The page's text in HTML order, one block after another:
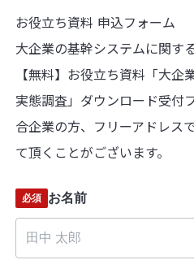
お役立ち資料 申込フォーム
大企業の基幹システムに関す
【無料】お役立ち資料「大企
実態調査」ダウンロード受付
合企業の方、フリーアドレス
て頂くことがございます。
お名前
必須